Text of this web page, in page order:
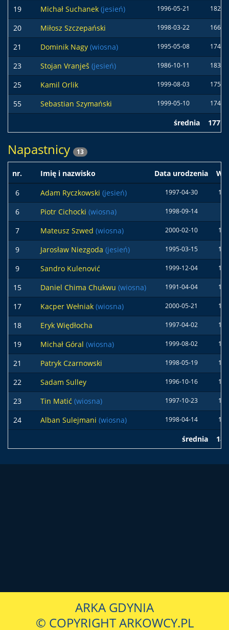
19 Michał Suchanek (jesień) 1996-05-21 182
20 Miłosz Szczepański 1998-03-22 166
21 Dominik Nagy (wiosna) 1995-05-08 174
23 Stojan Vranješ (jesień) 1986-10-11 183
25 Kamil Orlik 1999-08-03 175
55 Sebastian Szymański 1999-05-10 174
średnia 177
Napastnicy 13
nr. Imię i nazwisko Data urodzenia
6
Adam Ryczkowski (jesień) 1997-04-30
6 Piotr Cichocki (wiosna) 1998-09-14
7 Mateusz Szwed (wiosna) 2000-02-10
9 Jarosław Niezgoda (jesień) 1995-03-15
9 Sandro Kulenović 1999-12-04
15 Daniel Chima Chukwu (wiosna) 1991-04-04
17 Kacper Wełniak (wiosna) 2000-05-21
18 Eryk Więdłocha 1997-04-02
19 Michał Góral (wiosna) 1999-08-02
21 Patryk Czarnowski 1998-05-19
22 Sadam Sulley 1996-10-16
23 Tin Matić (wiosna) 1997-10-23
24 Alban Sulejmani (wiosna) 1998-04-14
średnia
ARKA GDYNIA
© COPYRIGHT ARKOWCY.PL